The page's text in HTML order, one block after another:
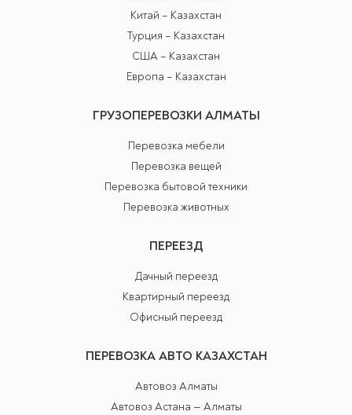
Китай – Казахстан
Турция – Казахстан
США – Казахстан
Европа – Казахстан
ГРУЗОПЕРЕВОЗКИ АЛМАТЫ
Перевозка мебели
Перевозка вещей
Перевозка бытовой техники
Перевозка животных
ПЕРЕЕЗД
Дачный переезд
Квартирный переезд
Офисный переезд
ПЕРЕВОЗКА АВТО КАЗАХСТАН
Автовоз Алматы
Автовоз Астана — Алматы